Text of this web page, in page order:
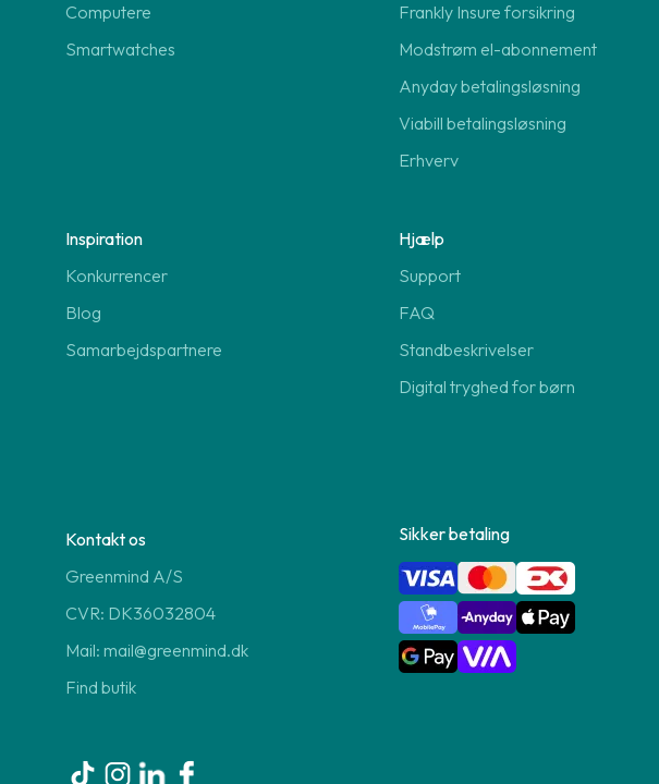
Computere
Smartwatches
Frankly Insure forsikring
Modstrøm el-abonnement
Anyday betalingsløsning
Viabill betalingsløsning
Erhverv
Inspiration
Konkurrencer
Blog
Samarbejdspartnere
Hjælp
Support
FAQ
Standbeskrivelser
Digital tryghed for børn
Kontakt os
Greenmind A/S
CVR: DK36032804
Mail: mail@greenmind.dk
Find butik
Sikker betaling